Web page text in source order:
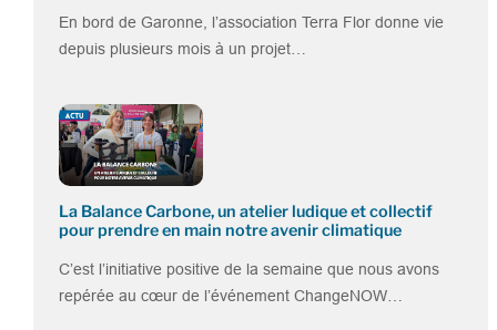
En bord de Garonne, l’association Terra Flor donne vie
depuis plusieurs mois à un projet…
La Balance Carbone, un atelier ludique et collectif
pour prendre en main notre avenir climatique
C’est l’initiative positive de la semaine que nous avons
repérée au cœur de l’événement ChangeNOW…